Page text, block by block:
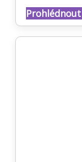
Hodnocení
4.88z 5